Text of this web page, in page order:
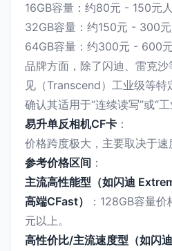
16GB容量：约80元 - 150元
32GB容量：约150元 - 300
64GB容量：约300元 - 600
品牌方面，除了闪迪、雷克
见（Transcend）工业级等
确认其适用于“连续读写”或“工
易升单反相机CF卡 ：
价格跨度极大，主要取决于速
参考价格区间 ：
主流高性能型（如闪迪
高端CFast）
：128GB容量
元以上。
高性价比/主流速度型（如闪